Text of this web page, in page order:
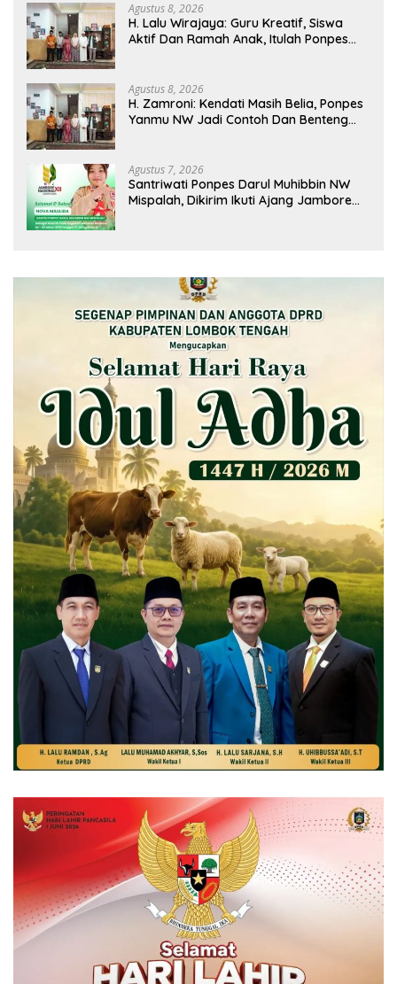
Agustus 8, 2026
H. Lalu Wirajaya: Guru Kreatif, Siswa
Aktif Dan Ramah Anak, Itulah Ponpes
Agustus 8, 2026
H. Zamroni: Kendati Masih Belia, Ponpes
Yanmu NW Jadi Contoh Dan Benteng
Agustus 7, 2026
Santriwati Ponpes Darul Muhibbin NW
Mispalah, Dikirim Ikuti Ajang Jambore